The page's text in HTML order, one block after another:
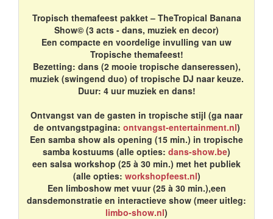
Tropisch themafeest pakket – TheTropical Banana
Show© (3 acts - dans, muziek en decor)
Een compacte en voordelige invulling van uw
Tropische themafeest!
Bezetting: dans (2 mooie tropische danseressen),
muziek (swingend duo) of tropische DJ naar keuze.
Duur: 4 uur muziek en dans!
Ontvangst van de gasten in tropische stijl (ga naar
de ontvangstpagina: ontvangst-entertainment.nl)
Een samba show als opening (15 min.) in tropische
samba kostuums (alle opties: dans-show.be)
een salsa workshop (25 à 30 min.) met het publiek
(alle opties: workshopfeest.nl)
Een limboshow met vuur (25 à 30 min.),een
dansdemonstratie en interactieve show (meer uitleg:
limbo-show.nl)